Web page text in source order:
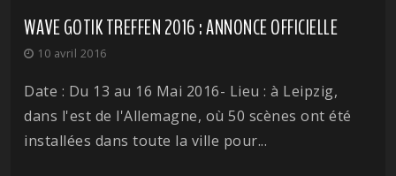
WAVE GOTIK TREFFEN 2016 : ANNONCE OFFICIELLE
10 avril 2016
Date : Du 13 au 16 Mai 2016- Lieu : à Leipzig,
dans l'est de l'Allemagne, où 50 scènes ont été
installées dans toute la ville pour...